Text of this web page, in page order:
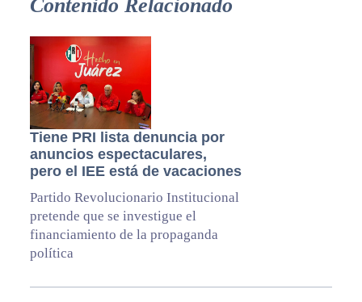
Contenido Relacionado
Tiene PRI lista denuncia por
anuncios espectaculares,
pero el IEE está de vacaciones
Partido Revolucionario Institucional
pretende que se investigue el
financiamiento de la propaganda
política